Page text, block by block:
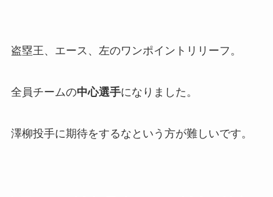
盗塁王、エース、左のワンポイントリリーフ。
全員チームの中心選手になりました。
澤柳投手に期待をするなという方が難しいです。